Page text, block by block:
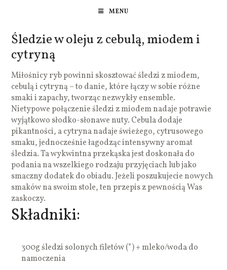
MENU
Śledzie w oleju z cebulą, miodem i
cytryną
Miłośnicy ryb powinni skosztować śledzi z miodem,
cebulą i cytryną – to danie, które łączy w sobie różne
smaki i zapachy, tworząc nezwykły ensemble.
Nietypowe połączenie śledzi z miodem nadaje potrawie
wyjątkowo słodko-słonawe nuty. Cebula dodaje
pikantności, a cytryna nadaje świeżego, cytrusowego
smaku, jednocześnie łagodząc intensywny aromat
śledzia. Ta wykwintna przekąska jest doskonała do
podania na wszelkiego rodzaju przyjęciach lub jako
smaczny dodatek do obiadu. Jeżeli poszukujecie nowych
smaków na swoim stole, ten przepis z pewnością Was
zaskoczy.
Składniki:
300g śledzi solonych filetów (*) + mleko/woda do
namoczenia